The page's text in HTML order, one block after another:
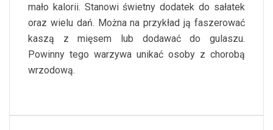
mało kalorii. Stanowi świetny dodatek do sałatek
oraz wielu dań. Można na przykład ją faszerować
kaszą z mięsem lub dodawać do gulaszu.
Powinny tego warzywa unikać osoby z chorobą
wrzodową.